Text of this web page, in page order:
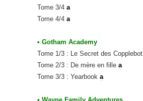
Tome 3/4 a
Tome 4/4 a
• Gotham Academy
Tome 1/3 : Le Secret des Copplebot
Tome 2/3 : De mère en fille a
Tome 3/3 : Yearbook a